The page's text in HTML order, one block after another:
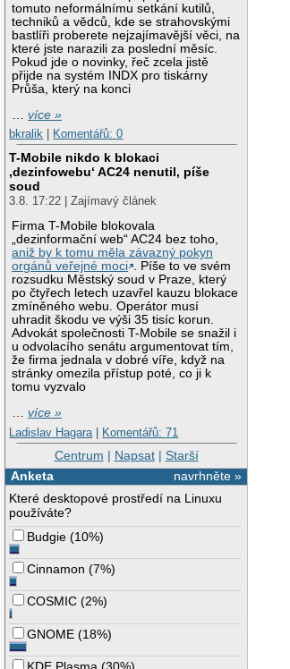
tomuto neformálnímu setkání kutilů,
techniků a vědců, kde se strahovskými
bastlíři proberete nejzajímavější věci, na
které jste narazili za poslední měsíc.
Pokud jde o novinky, řeč zcela jistě
přijde na systém INDX pro tiskárny
Průša, který na konci
…více »
bkralik
Komentářů: 0
T-Mobile nikdo k blokaci
‚dezinfowebu‘ AC24 nenutil, píše
soud
3.8. 17:22 | Zajímavý článek
Firma T-Mobile blokovala
„dezinformační web“ AC24 bez toho,
aniž by k tomu měla závazný pokyn
orgánů veřejné moci . Píše to ve svém
rozsudku Městský soud v Praze, který
po čtyřech letech uzavřel kauzu blokace
zmíněného webu. Operátor musí
uhradit škodu ve výši 35 tisíc korun.
Advokát společnosti T-Mobile se snažil i
u odvolacího senátu argumentovat tím,
že firma jednala v dobré víře, když na
stránky omezila přístup poté, co ji k
tomu vyzvalo
…více »
Ladislav Hagara | Komentářů: 71
Centrum | Napsat| Starší
navrhněte »
Anketa
Které desktopové prostředí na Linuxu
používáte?
Budgie (10%)
Cinnamon (7%)
COSMIC (2%)
GNOME (18%)